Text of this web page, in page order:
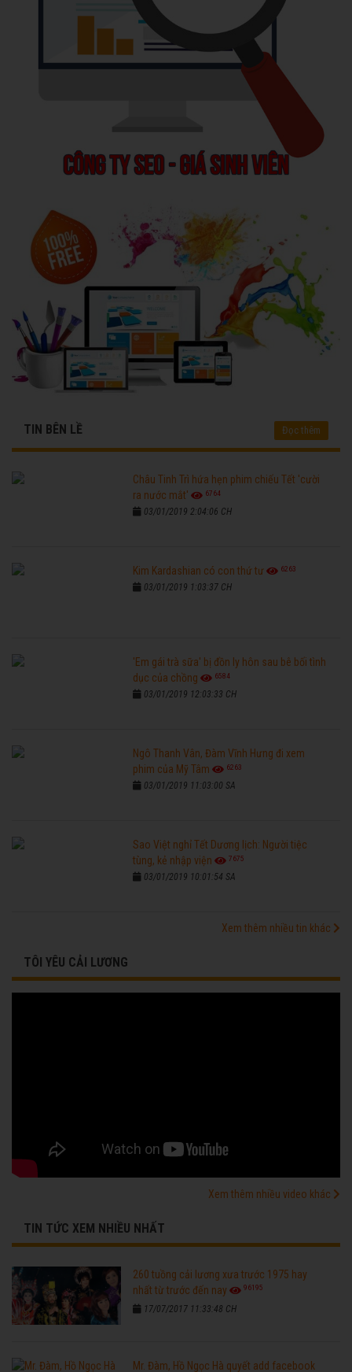
TIN BÊN LỀ Đọc thêm
Châu Tinh Trì hứa hẹn phim chiếu Tết 'cười
ra nước mắt'
6764
03/01/2019 2:04:06 CH
Kim Kardashian có con thứ tư 6263
03/01/2019 1:03:37 CH
'Em gái trà sữa' bị đồn ly hôn sau bê bối tình
dục của chồng
6584
03/01/2019 12:03:33 CH
Ngô Thanh Vân, Đàm Vĩnh Hưng đi xem
phim của Mỹ Tâm
6263
03/01/2019 11:03:00 SA
Sao Việt nghỉ Tết Dương lịch: Người tiệc
tùng, kẻ nhập viện
7675
03/01/2019 10:01:54 SA
Xem thêm nhiều tin khác
TÔI YÊU CẢI LƯƠNG
Xem thêm nhiều video khác
TIN TỨC XEM NHIỀU NHẤT
260 tuồng cải lương xưa trước 1975 hay
nhất từ trước đến nay
96195
17/07/2017 11:33:48 CH
Mr. Đàm, Hồ Ngọc Hà quyết add facebook